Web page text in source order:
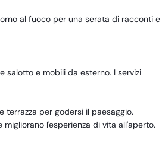
al fuoco per una serata di racconti e
e mobili da esterno. I servizi
per godersi il paesaggio.
l'esperienza di vita all'aperto.